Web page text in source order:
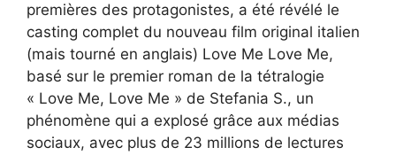
premières des protagonistes, a été révélé le
casting complet du nouveau film original italien
(mais tourné en anglais) Love Me Love Me,
basé sur le premier roman de la tétralogie
« Love Me, Love Me » de Stefania S., un
phénomène qui a explosé grâce aux médias
sociaux, avec plus de 23 millions de lectures